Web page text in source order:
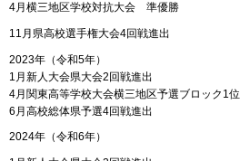
4月横三地区学校対抗大会 準優勝
11月県高校選手権大会4回戦進出
2023年（令和5年）
1月新人大会県大会2回戦進出
4月関東高等学校大会横三地区予選ブロック1位
6月高校総体県予選4回戦進出
2024年（令和6年）